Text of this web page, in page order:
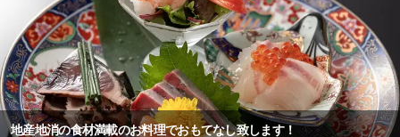
地産地消の食材満載のお料理でおもてなし致します！